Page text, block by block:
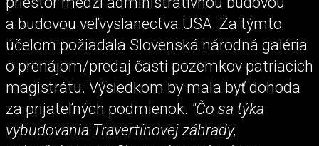
a budovou veľvyslanectva USA. Za týmto
účelom požiadala Slovenská národná galéria
o prenájom/predaj časti pozemkov patriacich
magistrátu. Výsledkom by mala byť dohoda
za prijateľných podmienok. "Čo sa týka
vybudovania Travertínovej záhrady,